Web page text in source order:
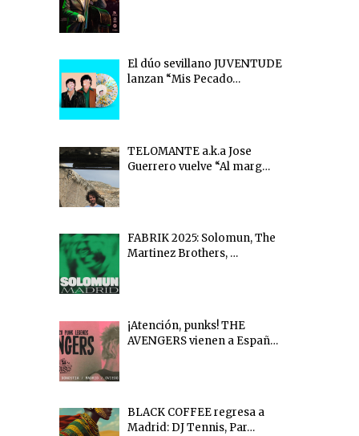
El dúo sevillano JUVENTUDE
lanzan “Mis Pecado…
TELOMANTE a.k.a Jose
Guerrero vuelve “Al marg…
FABRIK 2025: Solomun, The
Martinez Brothers, …
¡Atención, punks! THE
AVENGERS vienen a Españ…
BLACK COFFEE regresa a
Madrid: DJ Tennis, Par…